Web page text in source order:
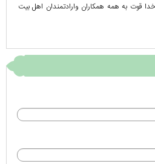
قوت به همه همکاران وارادتمندان اهل بیت